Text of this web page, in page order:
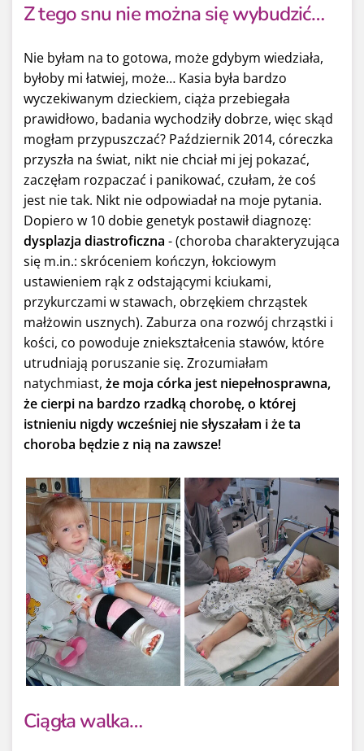
Z tego snu nie można się wybudzić…
Nie byłam na to gotowa, może gdybym wiedziała,
byłoby mi łatwiej, może… Kasia była bardzo
wyczekiwanym dzieckiem, ciąża przebiegała
prawidłowo, badania wychodziły dobrze, więc skąd
mogłam przypuszczać? Październik 2014, córeczka
przyszła na świat, nikt nie chciał mi jej pokazać,
zaczęłam rozpaczać i panikować, czułam, że coś
jest nie tak. Nikt nie odpowiadał na moje pytania.
Dopiero w 10 dobie genetyk postawił diagnozę:
dysplazja diastroficzna - (choroba charakteryzująca
się m.in.: skróceniem kończyn, łokciowym
ustawieniem rąk z odstającymi kciukami,
przykurczami w stawach, obrzękiem chrząstek
małżowin usznych). Zaburza ona rozwój chrząstki i
kości, co powoduje zniekształcenia stawów, które
utrudniają poruszanie się. Zrozumiałam
natychmiast, że moja córka jest niepełnosprawna,
że cierpi na bardzo rzadką chorobę, o której
istnieniu nigdy wcześniej nie słyszałam i że ta
choroba będzie z nią na zawsze!
Ciągła walka…